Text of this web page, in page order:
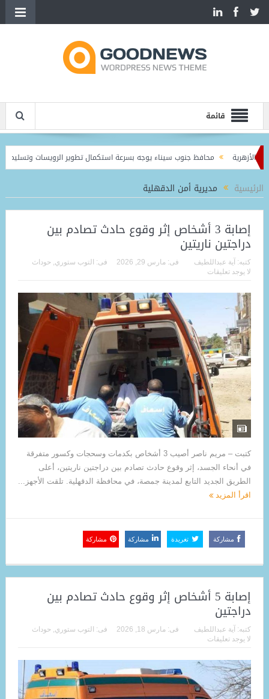
قائمة
جنوب سيناء يوجه بسرعة استكمال تطوير الرويسات وتسليم تراخيص مخازن وهناجر
الرئيسية مديرية أمن الدقهلية
إصابة 3 أشخاص إثر وقوع حادث تصادم بين
دراجتين ناريتين
كتبه: آية عبداللطيف فى: مارس 29, 2026 فى: التوب ستوري حوداث
لا يوجد تعليقات
كتبت – مريم ناصر أصيب 3 أشخاص بكدمات وسحجات وكسور متفرقة
في أنحاء الجسد، إثر وقوع حادث تصادم بين دراجتين ناريتين، أعلى
الطريق الجديد التابع لمدينة جمصة، في محافظة الدقهلية. تلقت الأجهز...
اقرأ المزيد
مشاركة تغريدة مشاركة مشاركة
إصابة 5 أشخاص إثر وقوع حادث تصادم بين
دراجتين
كتبه: آية عبداللطيف فى: مارس 18, 2026 فى: التوب ستوري حوداث
لا يوجد تعليقات